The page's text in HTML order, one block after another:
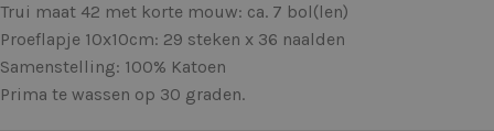
Trui maat 42 met korte mouw: ca. 7 bol(len)
Proeflapje 10x10cm: 29 steken x 36 naalden
Samenstelling: 100% Katoen
Prima te wassen op 30 graden.